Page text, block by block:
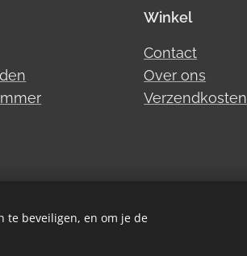
Winkel
Contact
Over ons
Verzendkosten
te beveiligen, en om je de